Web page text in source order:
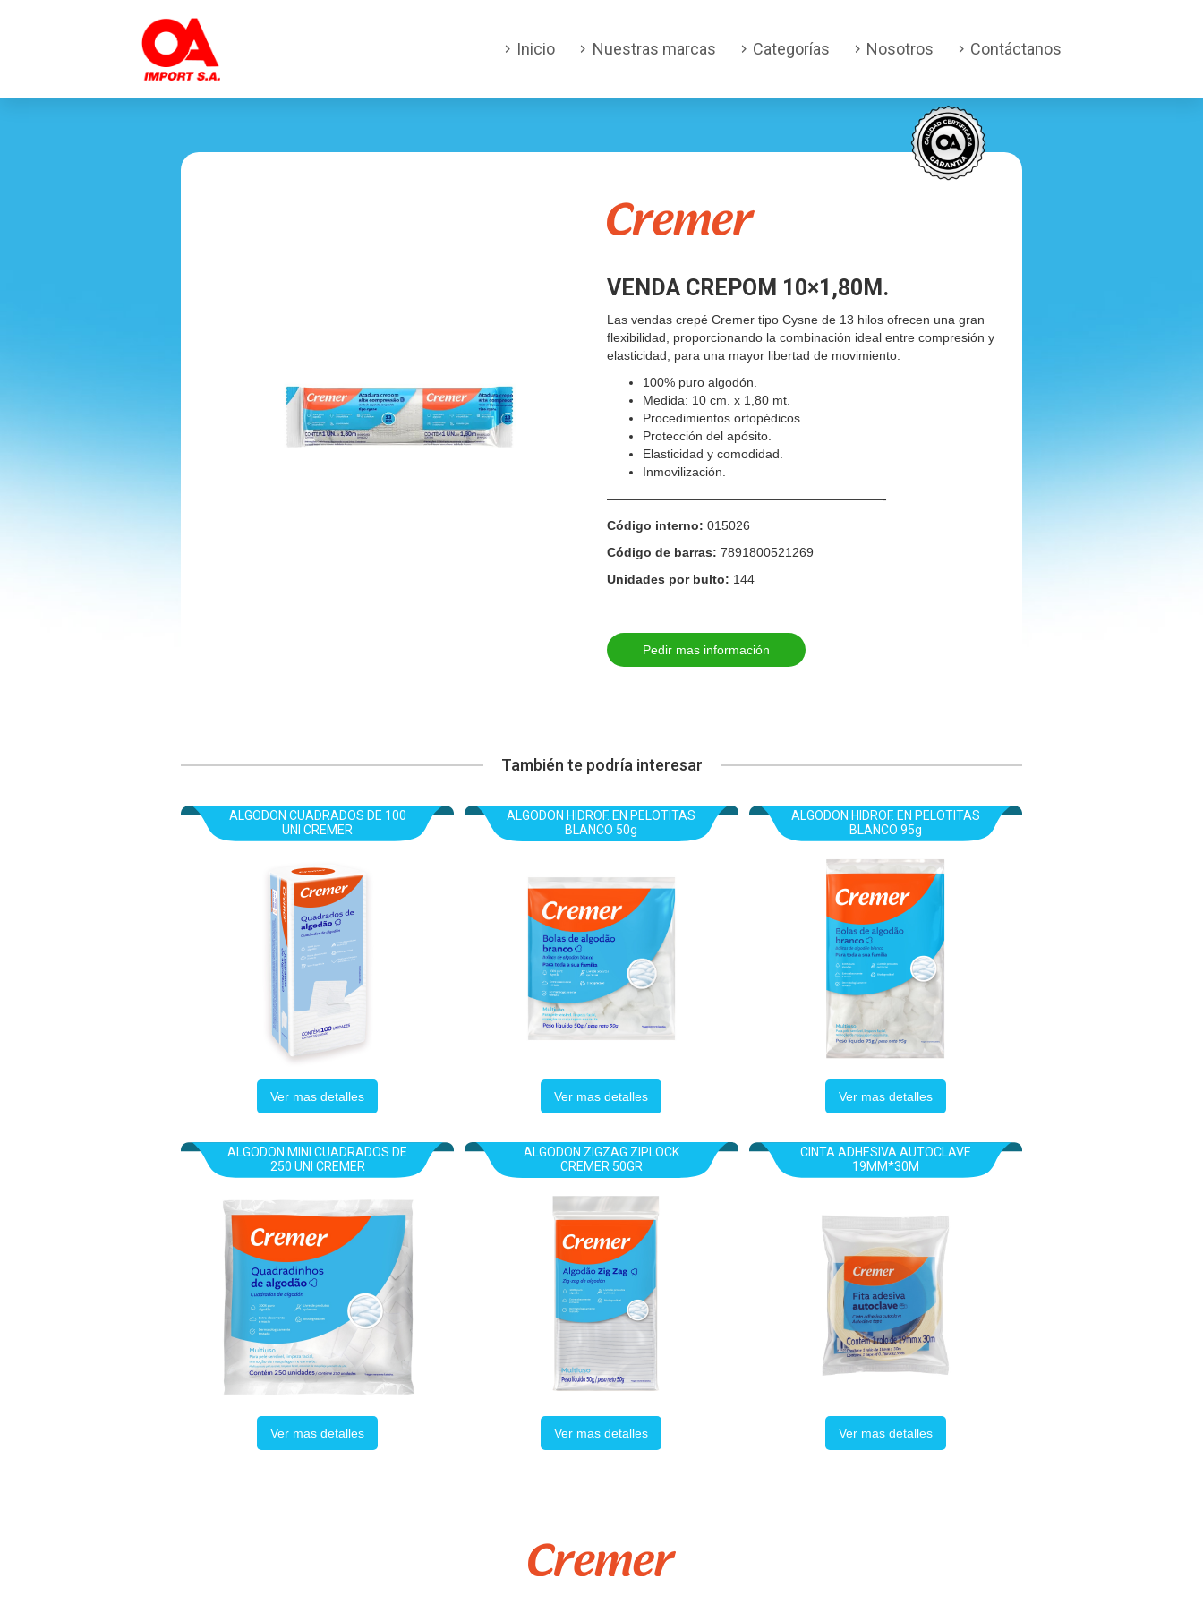
Inicio Nuestras marcas Categorías Nosotros Contáctanos
VENDA CREPOM 10×1,80M.
Las vendas crepé Cremer tipo Cysne de 13 hilos ofrecen una gran
flexibilidad, proporcionando la combinación ideal entre compresión y
elasticidad, para una mayor libertad de movimiento.
100% puro algodón.
Medida: 10 cm. x 1,80 mt.
Procedimientos ortopédicos.
Protección del apósito.
Elasticidad y comodidad.
Inmovilización.
——————————————————————-
Código interno: 015026
Código de barras: 7891800521269
Unidades por bulto: 144
Pedir mas información
También te podría interesar
ALGODON CUADRADOS DE 100
UNI CREMER
Ver mas detalles
ALGODON HIDROF. EN PELOTITAS
BLANCO 50g
Ver mas detalles
ALGODON HIDROF. EN PELOTITAS
BLANCO 95g
Ver mas detalles
ALGODON MINI CUADRADOS DE
250 UNI CREMER
Ver mas detalles
ALGODON ZIGZAG ZIPLOCK
CREMER 50GR
Ver mas detalles
CINTA ADHESIVA AUTOCLAVE
19MM*30M
Ver mas detalles